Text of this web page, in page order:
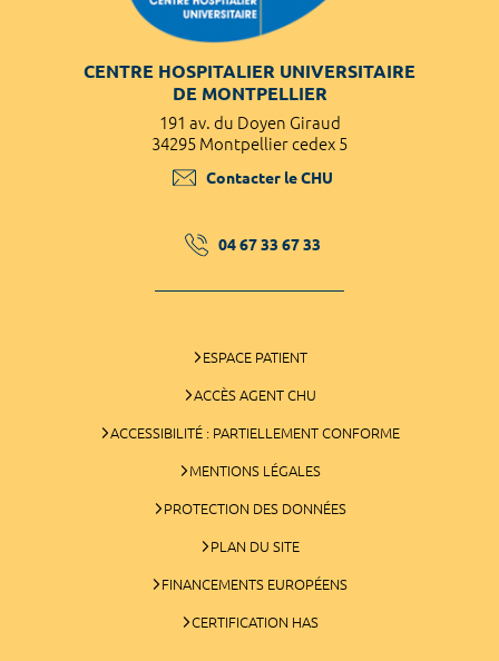
CENTRE HOSPITALIER UNIVERSITAIRE
DE MONTPELLIER
191 av. du Doyen Giraud
34295 Montpellier cedex 5
Contacter le CHU
04 67 33 67 33
ESPACE PATIENT
ACCÈS AGENT CHU
ACCESSIBILITÉ : PARTIELLEMENT CONFORME
MENTIONS LÉGALES
PROTECTION DES DONNÉES
PLAN DU SITE
FINANCEMENTS EUROPÉENS
CERTIFICATION HAS